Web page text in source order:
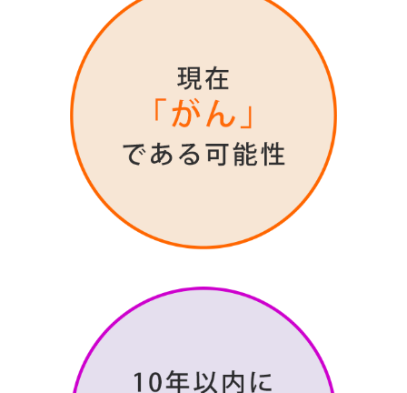
AICS（アミノインデックス）
アミノインデックス(ユーコープ)
軽度認知障害(MCI)検査
グラッシュビスタ(睫毛用育毛剤)
メタボリック
禁煙治療
スタッフ募集
リンク集